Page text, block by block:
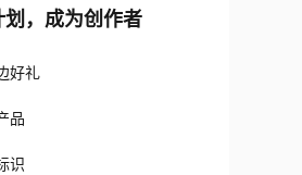
划，成为创作者
好礼
品
识